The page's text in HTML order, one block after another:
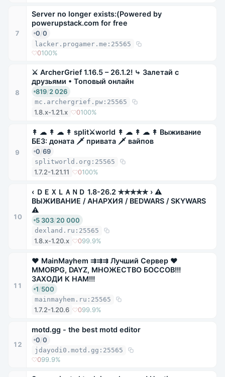
7
Server no longer exists:(Powered by
powerupstack.com for free
0/0
lacker.progamer.me:25565
0100%
8
⚔ ArcherGrief 1.16.5 – 26.1.2! ⤷ Залетай с
друзьями • Топовый онлайн
819/2 026
mc.archergrief.pw:25565
1.8.x-1.21.x 0100%
9
↟ ☁ ↟ ☁ ↟ split⚔world ↟ ☁ ↟ ☁ ↟ Выживание
БЕЗ: доната 🗡 привата 🗡 вайпов
0/69
splitworld.org:25565
1.7.2-1.21.11 0100%
10
‹ ＤＥＸＬＡＮＤ 1.8-26.2 ✯✯✯✯✯ › ⚠
ВЫЖИВАНИЕ / АНАРХИЯ / BEDWARS / SKYWARS
⚠
5 303/20 000
dexland.ru:25565
1.8.x-1.20.x 099.9%
11
❤ MainMayhem ⇉⇉⇉ Лучший Сервер ❤
MMORPG, DAYZ, МНОЖЕСТВО БОССОВ!!!
ЗАХОДИ К НАМ!!!
1/500
mainmayhem.ru:25565
1.7.2-1.20.6 099.9%
12
motd.gg - the best motd editor
0/0
jdayodi0.motd.gg:25565
099.9%